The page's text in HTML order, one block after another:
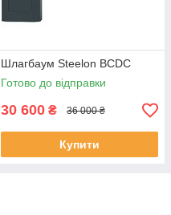
Шлагбаум Steelon BCDC
Готово до відправки
30 600 ₴ 36 000 ₴
Купити